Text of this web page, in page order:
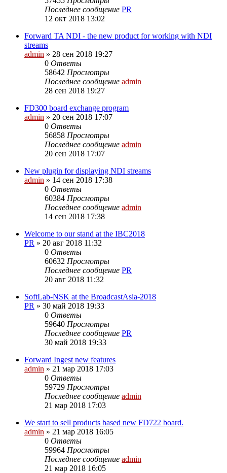
Последнее сообщение PR
12 окт 2018 13:02
Forward TA NDI - the new product for working with NDI
streams
admin » 28 сен 2018 19:27
0 Ответы
58642 Просмотры
Последнее сообщение admin
28 сен 2018 19:27
FD300 board exchange program
admin » 20 сен 2018 17:07
0 Ответы
56858 Просмотры
Последнее сообщение admin
20 сен 2018 17:07
New plugin for displaying NDI streams
admin » 14 сен 2018 17:38
0 Ответы
60384 Просмотры
Последнее сообщение admin
14 сен 2018 17:38
Welcome to our stand at the IBC2018
PR » 20 авг 2018 11:32
0 Ответы
60632 Просмотры
Последнее сообщение PR
20 авг 2018 11:32
SoftLab-NSK at the BroadcastAsia-2018
PR » 30 май 2018 19:33
0 Ответы
59640 Просмотры
Последнее сообщение PR
30 май 2018 19:33
Forward Ingest new features
admin » 21 мар 2018 17:03
0 Ответы
59729 Просмотры
Последнее сообщение admin
21 мар 2018 17:03
We start to sell products based new FD722 board.
admin » 21 мар 2018 16:05
0 Ответы
59964 Просмотры
Последнее сообщение admin
21 мар 2018 16:05